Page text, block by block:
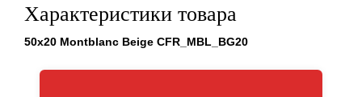
Характеристики товара
50x20 Montblanc Beige CFR_MBL_BG20